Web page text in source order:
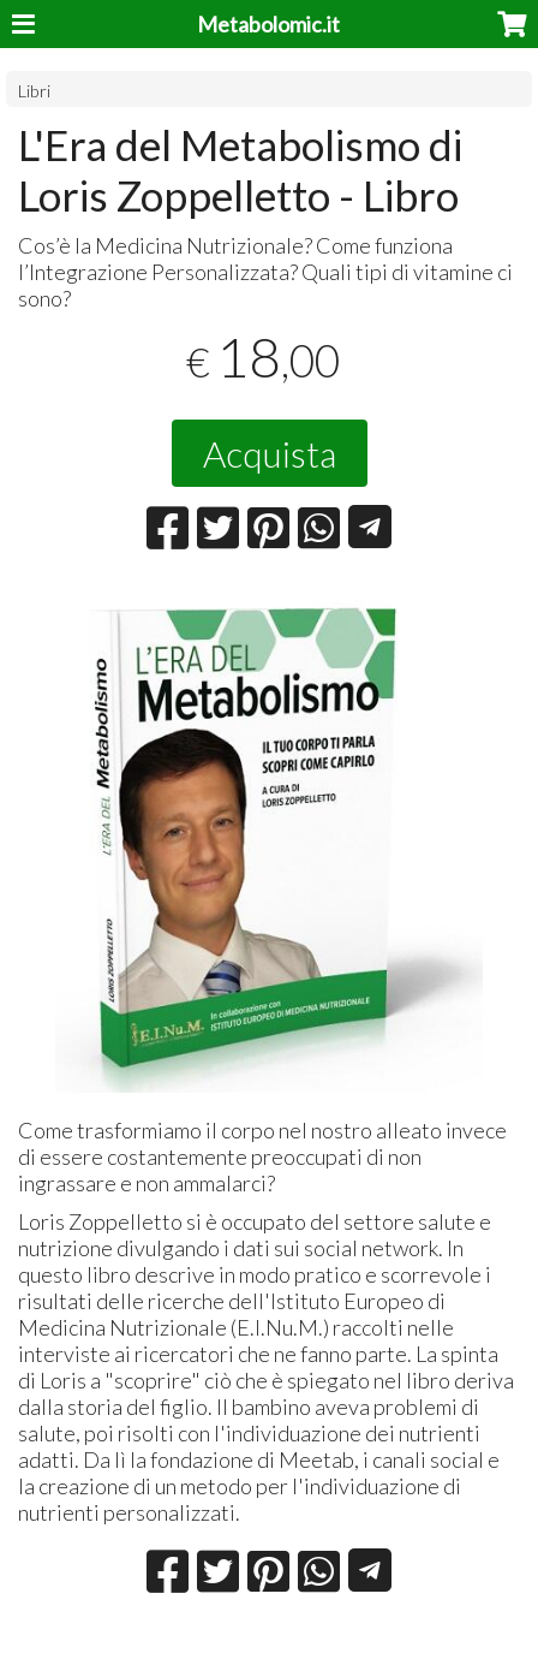
Metabolomic.it
Libri
L'Era del Metabolismo di
Loris Zoppelletto - Libro
Cos’è la Medicina Nutrizionale? Come funziona
l’Integrazione Personalizzata? Quali tipi di vitamine ci
sono?
€ 18,00
Acquista
Come trasformiamo il corpo nel nostro alleato invece
di essere costantemente preoccupati di non
ingrassare e non ammalarci?
Loris Zoppelletto si è occupato del settore salute e
nutrizione divulgando i dati sui social network. In
questo libro descrive in modo pratico e scorrevole i
risultati delle ricerche dell'Istituto Europeo di
Medicina Nutrizionale (E.I.Nu.M.) raccolti nelle
interviste ai ricercatori che ne fanno parte. La spinta
di Loris a "scoprire" ciò che è spiegato nel libro deriva
dalla storia del figlio. Il bambino aveva problemi di
salute, poi risolti con l'individuazione dei nutrienti
adatti. Da lì la fondazione di Meetab, i canali social e
la creazione di un metodo per l'individuazione di
nutrienti personalizzati.